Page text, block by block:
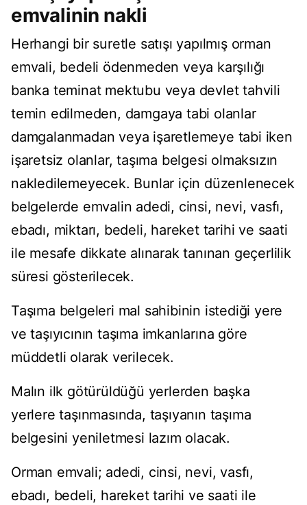
emvalinin nakli
Herhangi bir suretle satışı yapılmış orman
emvali, bedeli ödenmeden veya karşılığı
banka teminat mektubu veya devlet tahvili
temin edilmeden, damgaya tabi olanlar
damgalanmadan veya işaretlemeye tabi iken
işaretsiz olanlar, taşıma belgesi olmaksızın
nakledilemeyecek. Bunlar için düzenlenecek
belgelerde emvalin adedi, cinsi, nevi, vasfı,
ebadı, miktarı, bedeli, hareket tarihi ve saati
ile mesafe dikkate alınarak tanınan geçerlilik
süresi gösterilecek.
Taşıma belgeleri mal sahibinin istediği yere
ve taşıyıcının taşıma imkanlarına göre
müddetli olarak verilecek.
Malın ilk götürüldüğü yerlerden başka
yerlere taşınmasında, taşıyanın taşıma
belgesini yeniletmesi lazım olacak.
Orman emvali; adedi, cinsi, nevi, vasfı,
ebadı, bedeli, hareket tarihi ve saati ile